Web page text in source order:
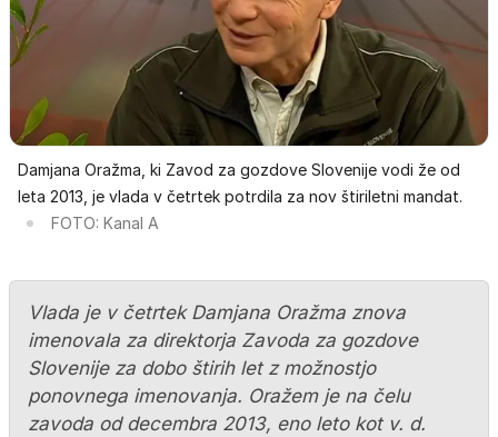
Damjana Oražma, ki Zavod za gozdove Slovenije vodi že od
leta 2013, je vlada v četrtek potrdila za nov štiriletni mandat.
FOTO: Kanal A
Vlada je v četrtek Damjana Oražma znova
imenovala za direktorja Zavoda za gozdove
Slovenije za dobo štirih let z možnostjo
ponovnega imenovanja. Oražem je na čelu
zavoda od decembra 2013, eno leto kot v. d.